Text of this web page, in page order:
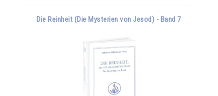
Die Reinheit (Die Mysterien von Jesod) - Band 7